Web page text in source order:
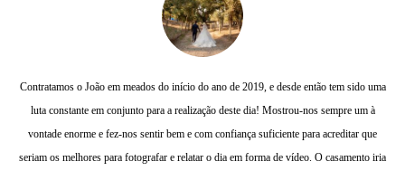
Contratamos o João em meados do início do ano de 2019, e desde então tem sido uma
luta constante em conjunto para a realização deste dia! Mostrou-nos sempre um à
vontade enorme e fez-nos sentir bem e com confiança suficiente para acreditar que
seriam os melhores para fotografar e relatar o dia em forma de vídeo. O casamento iria